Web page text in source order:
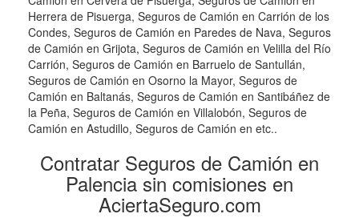
Herrera de Pisuerga, Seguros de Camión en Carrión de los
Condes, Seguros de Camión en Paredes de Nava, Seguros
de Camión en Grijota, Seguros de Camión en Velilla del Río
Carrión, Seguros de Camión en Barruelo de Santullán,
Seguros de Camión en Osorno la Mayor, Seguros de
Camión en Baltanás, Seguros de Camión en Santibáñez de
la Peña, Seguros de Camión en Villalobón, Seguros de
Camión en Astudillo, Seguros de Camión en etc..
Contratar Seguros de Camión en
Palencia sin comisiones en
AciertaSeguro.com